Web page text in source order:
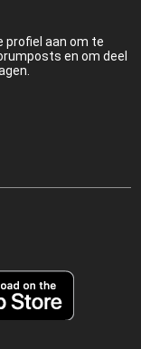
profiel aan om te
en om deel